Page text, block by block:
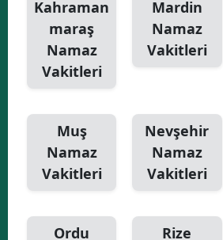
Kahraman
maraş
Namaz
Vakitleri
Mardin
Namaz
Vakitleri
Muş
Namaz
Vakitleri
Nevşehir
Namaz
Vakitleri
Ordu Rize